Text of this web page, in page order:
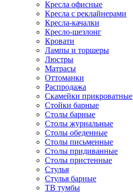
Кресла офисные
Кресла с реклайнерами
Кресла-качалки
Кресло-шезлонг
Кровати
Лампы и торшеры
Люстры
Матрасы
Оттоманки
Распродажа
Скамейки прикроватные
Стойки барные
Столы барные
Столы журнальные
Столы обеденные
Столы письменные
Столы придиванные
Столы пристенные
Стулья
Стулья барные
ТВ тумбы